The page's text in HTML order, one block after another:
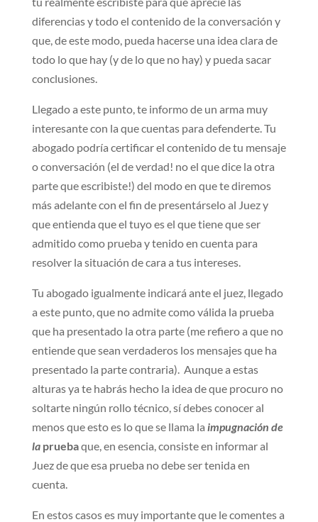
diferencias y todo el contenido de la conversación y
que, de este modo, pueda hacerse una idea clara de
todo lo que hay (y de lo que no hay) y pueda sacar
conclusiones.
Llegado a este punto, te informo de un arma muy
interesante con la que cuentas para defenderte. Tu
abogado podría certificar el contenido de tu mensaje
o conversación (el de verdad! no el que dice la otra
parte que escribiste!) del modo en que te diremos
más adelante con el fin de presentárselo al Juez y
que entienda que el tuyo es el que tiene que ser
admitido como prueba y tenido en cuenta para
resolver la situación de cara a tus intereses.
Tu abogado igualmente indicará ante el juez, llegado
a este punto, que no admite como válida la prueba
que ha presentado la otra parte (me refiero a que no
entiende que sean verdaderos los mensajes que ha
presentado la parte contraria). Aunque a estas
alturas ya te habrás hecho la idea de que procuro no
soltarte ningún rollo técnico, sí debes conocer al
menos que esto es lo que se llama la impugnación de
lapruebaque, en esencia, consiste en informar al
Juez de que esa prueba no debe ser tenida en
cuenta.
En estos casos es muy importante que le comentes a